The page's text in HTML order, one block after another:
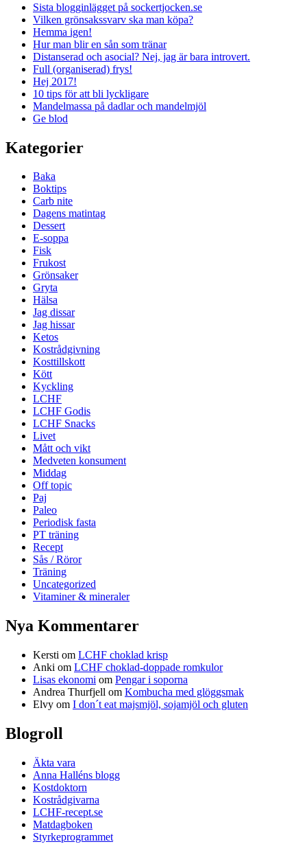
Sista blogginlägget på sockertjocken.se
Vilken grönsakssvarv ska man köpa?
Hemma igen!
Hur man blir en sån som tränar
Distanserad och asocial? Nej, jag är bara introvert.
Full (organiserad) frys!
Hej 2017!
10 tips för att bli lyckligare
Mandelmassa på dadlar och mandelmjöl
Ge blod
Kategorier
Baka
Boktips
Carb nite
Dagens matintag
Dessert
E-soppa
Fisk
Frukost
Grönsaker
Gryta
Hälsa
Jag dissar
Jag hissar
Ketos
Kostrådgivning
Kosttillskott
Kött
Kyckling
LCHF
LCHF Godis
LCHF Snacks
Livet
Mått och vikt
Medveten konsument
Middag
Off topic
Paj
Paleo
Periodisk fasta
PT träning
Recept
Sås / Röror
Träning
Uncategorized
Vitaminer & mineraler
Nya Kommentarer
Kersti om LCHF choklad krisp
Anki om LCHF choklad-doppade romkulor
Lisas ekonomi om Pengar i soporna
Andrea Thurfjell om Kombucha med glöggsmak
Elvy om I don´t eat majsmjöl, sojamjöl och gluten
Blogroll
Äkta vara
Anna Halléns blogg
Kostdoktorn
Kostrådgivarna
LCHF-recept.se
Matdagboken
Styrkeprogrammet